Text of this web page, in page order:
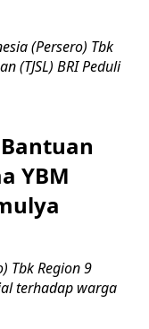
(Persero) Tbk
(TJSL) BRI Peduli
YBM
Tbk Region 9
terhadap warga